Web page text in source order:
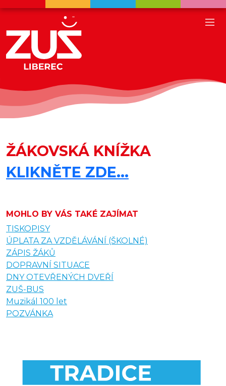
ŽÁKOVSKÁ KNÍŽKA
KLIKNĚTE ZDE...
MOHLO BY VÁS TAKÉ ZAJÍMAT
TISKOPISY
ÚPLATA ZA VZDĚLÁVÁNÍ (ŠKOLNÉ)
ZÁPIS ŽÁKŮ
DOPRAVNÍ SITUACE
DNY OTEVŘENÝCH DVEŘÍ
ZUŠ-BUS
Muzikál 100 let
POZVÁNKA